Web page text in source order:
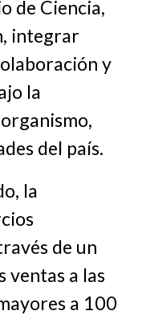
de Ciencia,
integrar
y
la
del país.
la
de un
ventas a las
a 100